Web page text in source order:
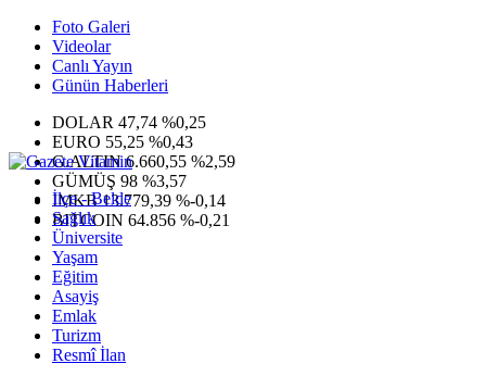
Foto Galeri
Videolar
Canlı Yayın
Günün Haberleri
DOLAR 47,74 %0,25
EURO 55,25 %0,43
G.ALTIN6.660,55 %2,59
GÜMÜŞ 98 %3,57
IMKB13.779,39 %-0,14
BITCOIN 64.856 %-0,21
İlçe - Belde
Sağlık
Üniversite
Yaşam
Eğitim
Asayiş
Emlak
Turizm
Resmî İlan